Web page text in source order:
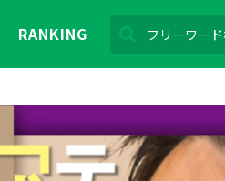
RANKING